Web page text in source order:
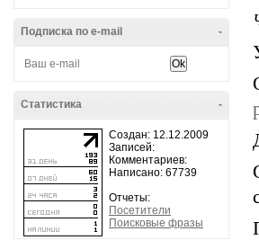
-
Подписка по e-mail
-
Статистика
Создан: 12.12.2009
Записей:
Комментариев:
Написано: 67739
Отчеты:
Посетители
Поисковые фразы